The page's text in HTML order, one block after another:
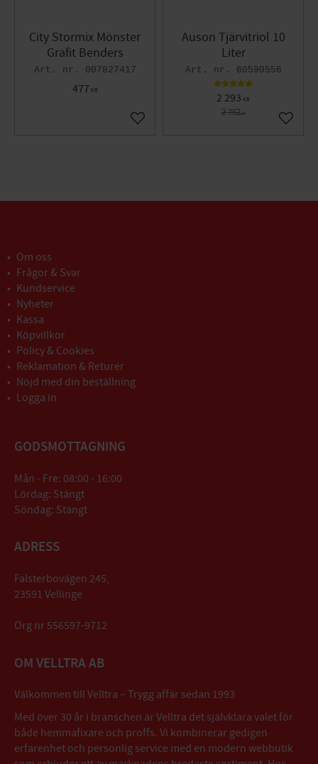
City Stormix Mönster
Grafit Benders
007827417
477 KR
Lägg till i favoriter
Auson Tjärvitriol 10
Liter
60590556
2 293 KR
2 752KR
Lägg
Om oss
Frågor & Svar
Kundservice
Nyheter
Kassa
Köpvillkor
Policy & Cookies
Reklamation & Returer
Nöjd med din beställning
Logga in
GODSMOTTAGNING
Mån - Fre: 08:00 - 16:00
Lördag: Stängt
Söndag: Stängt
ADRESS
Falsterbovägen 245,
23591 Vellinge
Org nr 556597-9712
OM VELLTRA AB
Välkommen till Velltra – Trygg affär sedan 1993
Med över 30 år i branschen är Velltra det självklara valet för
både hemmafixare och proffs. Vi kombinerar gedigen
erfarenhet och personlig service med en modern webbutik